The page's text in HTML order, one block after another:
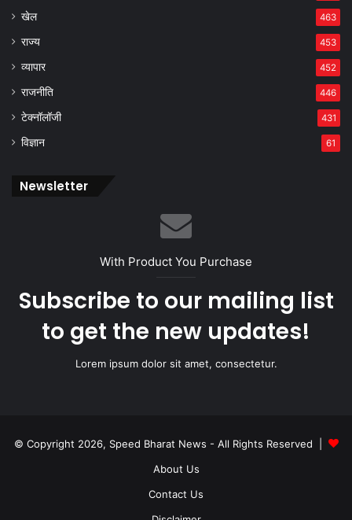
खेल 463
राज्य 453
व्यापार 452
राजनीति 446
टेक्नॉलॉजी 431
विज्ञान 61
Newsletter
With Product You Purchase
Subscribe to our mailing list
to get the new updates!
Lorem ipsum dolor sit amet, consectetur.
© Copyright 2026, Speed Bharat News - All Rights Reserved |
About Us
Contact Us